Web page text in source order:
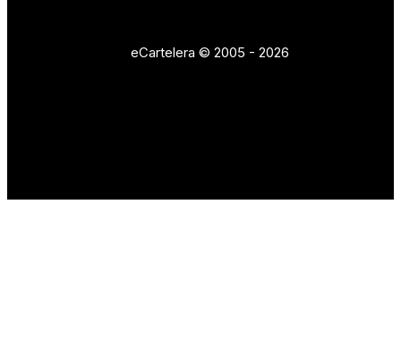
eCartelera © 2005 - 2026